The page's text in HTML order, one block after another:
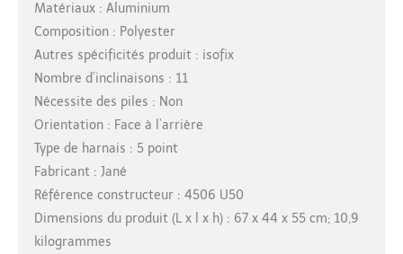
Matériaux : Aluminium
Composition : Polyester
Autres spécificités produit : isofix
Nombre d’inclinaisons : 11
Nécessite des piles : Non
Orientation : Face à l’arrière
Type de harnais : 5 point
Fabricant : Jané
Référence constructeur : 4506 U50
Dimensions du produit (L x l x h) : 67 x 44 x 55 cm; 10,9
kilogrammes